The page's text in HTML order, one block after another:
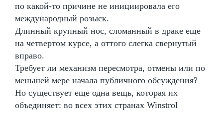
по какой-то причине не инициировала его
международный розыск.
Длинный крупный нос, сломанный в драке еще
на четвертом курсе, а оттого слегка свернутый
вправо.
Требует ли механизм пересмотра, отмены или по
меньшей мере начала публичного обсуждения?
Но существует еще одна вещь, которая их
объединяет: во всех этих странах Winstrol